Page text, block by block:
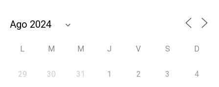
L M M J V S D
29 30 31 1 2 3 4